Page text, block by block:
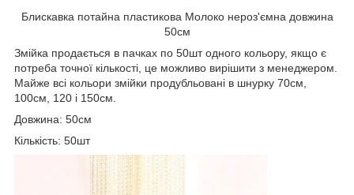
Блискавка потайна пластикова Молоко нероз'ємна довжина
50см
Змійка продається в пачках по 50шт одного кольору, якщо є
потреба точної кількості, це можливо вирішити з менеджером.
Майже всі кольори змійки продубльовані в шнурку 70см,
100см, 120 і 150см.
Довжина: 50см
Кількість: 50шт